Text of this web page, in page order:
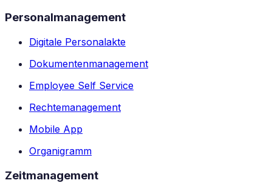
Personalmanagement
Digitale Personalakte
Dokumentenmanagement
Employee Self Service
Rechtemanagement
Mobile App
Organigramm
Zeitmanagement